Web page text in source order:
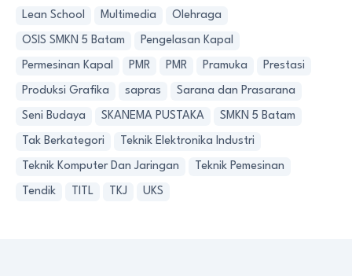
Lean School Multimedia Olehraga
OSIS SMKN 5 Batam Pengelasan Kapal
Permesinan Kapal PMR PMR Pramuka Prestasi
Produksi Grafika sapras Sarana dan Prasarana
Seni Budaya SKANEMA PUSTAKA SMKN 5 Batam
Tak Berkategori Teknik Elektronika Industri
Teknik Komputer Dan Jaringan Teknik Pemesinan
Tendik TITL TKJ UKS